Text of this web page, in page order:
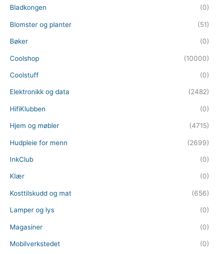
Bladkongen (0)
Blomster og planter (51)
Bøker (0)
Coolshop (10000)
Coolstuff (0)
Elektronikk og data (2482)
HifiKlubben (0)
Hjem og møbler (4715)
Hudpleie for menn (2699)
InkClub (0)
Klær (0)
Kosttilskudd og mat (656)
Lamper og lys (0)
Magasiner (0)
Mobilverkstedet (0)